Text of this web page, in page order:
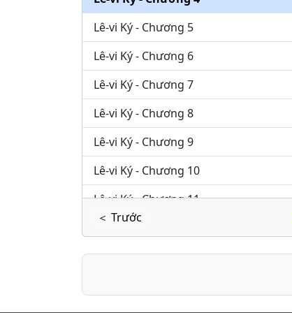
Lê-vi Ký - Chương 5
Lê-vi Ký - Chương 6
Lê-vi Ký - Chương 7
Lê-vi Ký - Chương 8
Lê-vi Ký - Chương 9
Lê-vi Ký - Chương 10
Lê-vi Ký - Chương 11
Lê-vi Ký - Chương 13
＜ Trước